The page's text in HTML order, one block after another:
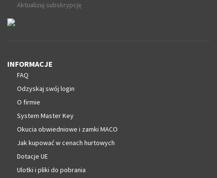
Aktualizuj subskrypcję
INFORMACJE
FAQ
Odzyskaj swój login
O firmie
System Master Key
Okucia obwiedniowe i zamki MACO
Jak kupować w cenach hurtowych
Dotacje UE
Ulotki i pliki do pobrania